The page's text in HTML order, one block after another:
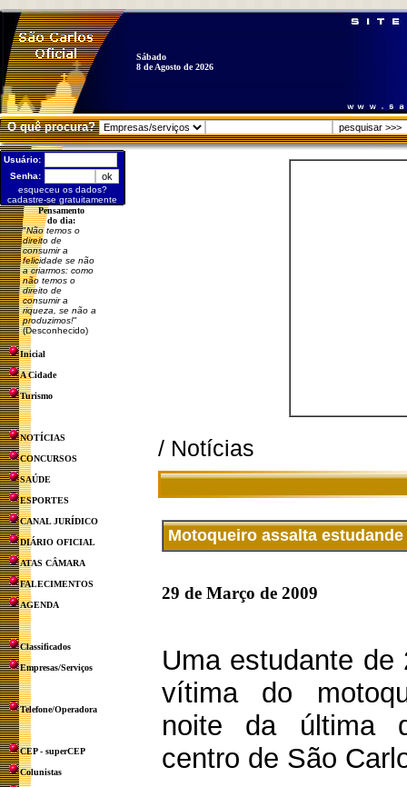
Sábado
8 de Agosto de 2026
O quê procura?
Usuário:
Senha:
esqueceu os dados?
cadastre-se gratuitamente
Pensamento
do dia:
"Não temos o
direito de
consumir a
felicidade se não
a criarmos: como
não temos o
direito de
consumir a
riqueza, se não a
produzimos!"
(Desconhecido)
Inicial
A Cidade
Turismo
NOTÍCIAS
CONCURSOS
SAÚDE
ESPORTES
CANAL JURÍDICO
DIÁRIO OFICIAL
ATAS CÂMARA
FALECIMENTOS
AGENDA
Classificados
Empresas/Serviços
Telefone/Operadora
CEP - superCEP
Colunistas
/ Notícias
Motoqueiro assalta
29 de Março de 2009
Uma estudante
vítima do
noite da última
centro de São